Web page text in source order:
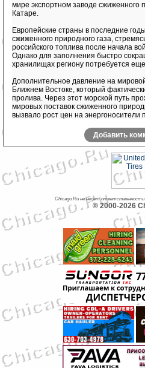
мире экспортном заводе сжиженного
Катаре.
Европейские страны в последние
сжиженного природного газа,
российского топлива после начала
Однако для заполнения быстро
хранилищах региону потребуется
Дополнительное давление на
Ближнем Востоке, который
пролива. Через этот морской путь
мировых поставок сжиженного
вызвало рост цен на энергоносители
Добавить
Chicago.Ru не несет
© 2000-2026